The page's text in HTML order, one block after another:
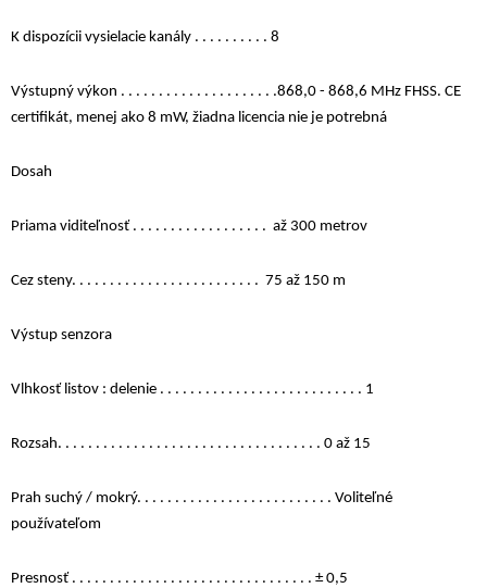
K dispozícii vysielacie kanály . . . . . . . . . . 8
Výstupný výkon . . . . . . . . . . . . . . . . . . . . .868,0 - 868,6 MHz FHSS. CE
certifikát, menej ako 8 mW, žiadna licencia nie je potrebná
Dosah
Priama viditeľnosť . . . . . . . . . . . . . . . . . . až 300 metrov
Cez steny. . . . . . . . . . . . . . . . . . . . . . . . . 75 až 150 m
Výstup senzora
Vlhkosť listov : delenie . . . . . . . . . . . . . . . . . . . . . . . . . . . 1
Rozsah. . . . . . . . . . . . . . . . . . . . . . . . . . . . . . . . . . . 0 až 15
Prah suchý / mokrý. . . . . . . . . . . . . . . . . . . . . . . . . . Voliteľné
používateľom
Presnosť . . . . . . . . . . . . . . . . . . . . . . . . . . . . . . . . ± 0,5